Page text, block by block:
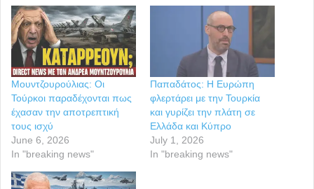
Μουντζουρούλιας: Οι
Τούρκοι παραδέχονται πως
έχασαν την αποτρεπτική
τους ισχύ
June 6, 2026
In "breaking news"
Παπαδάτος: Η Ευρώπη
φλερτάρει με την Τουρκία
και γυρίζει την πλάτη σε
Ελλάδα και Κύπρο
July 1, 2026
In "breaking news"